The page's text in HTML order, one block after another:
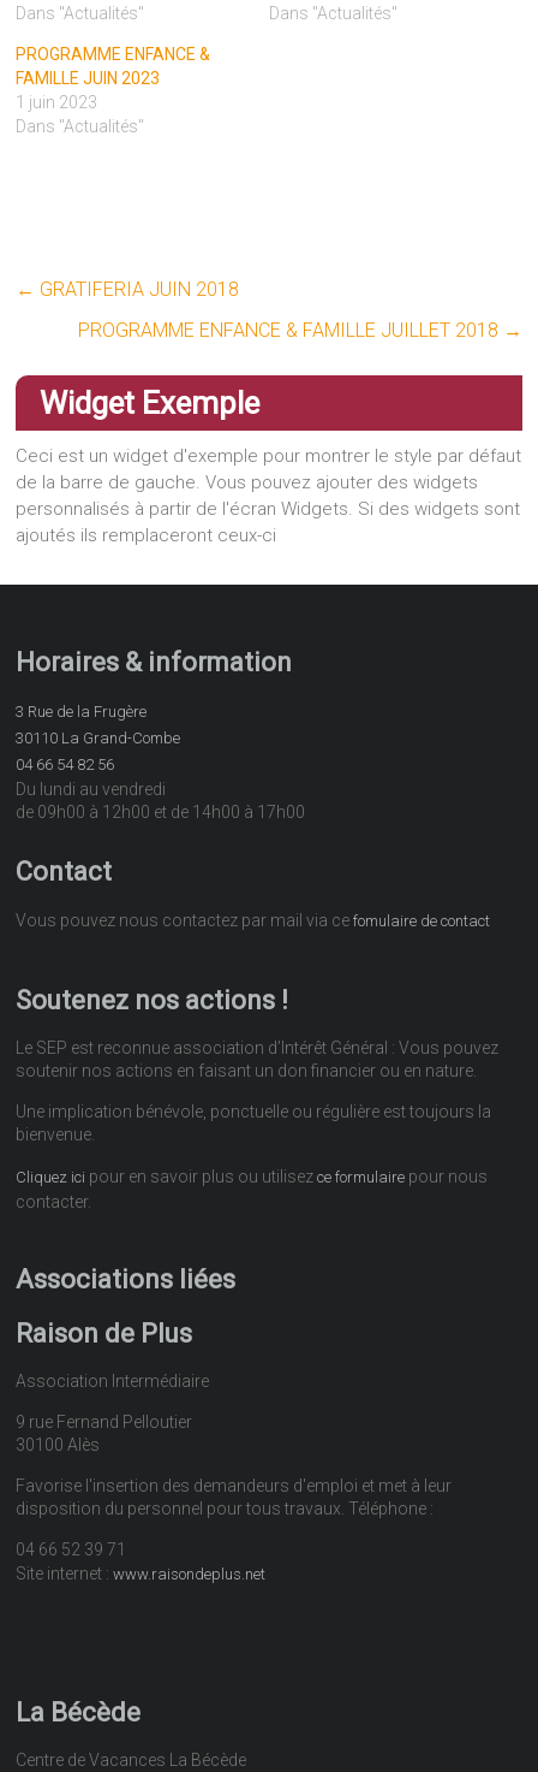
Dans "Actualités"
Dans "Actualités"
PROGRAMME ENFANCE &
FAMILLE JUIN 2023
1 juin 2023
Dans "Actualités"
← GRATIFERIA JUIN 2018
PROGRAMME ENFANCE & FAMILLE JUILLET 2018 →
Widget Exemple
Ceci est un widget d'exemple pour montrer le style par défaut
de la barre de gauche. Vous pouvez ajouter des widgets
personnalisés à partir de l'écran Widgets. Si des widgets sont
ajoutés ils remplaceront ceux-ci
Horaires & information
3 Rue de la Frugère
30110 La Grand-Combe
04 66 54 82 56
Du lundi au vendredi
de 09h00 à 12h00 et de 14h00 à 17h00
Contact
Vous pouvez nous contactez par mail via cefomulaire de contact
Soutenez nos actions !
Le SEP est reconnue association d’Intérêt Général : Vous pouvez
soutenir nos actions en faisant un don financier ou en nature.
Une implication bénévole, ponctuelle ou régulière est toujours la
bienvenue.
Cliquez ici pour en savoir plus ou utilisezce formulaire pour nous
contacter.
Associations liées
Raison de Plus
Association Intermédiaire
9 rue Fernand Pelloutier
30100 Alès
Favorise l'insertion des demandeurs d'emploi et met à leur
disposition du personnel pour tous travaux. Téléphone :
04 66 52 39 71
Site internet :www.raisondeplus.net
La Bécède
Centre de Vacances La Bécède